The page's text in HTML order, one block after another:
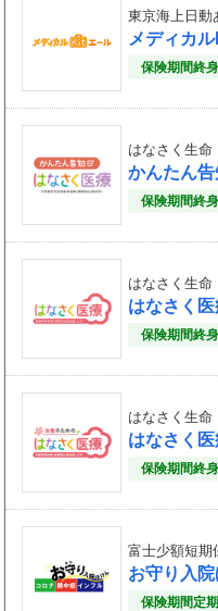
東京海上日動
メディカ
保険期間終身
はなさく生命
かんたん
保険期間終身
はなさく生命
はなさく医
保険期間終身
はなさく生命
はなさく医
保険期間終身
富士少額短期
お守り入
保険期間定期